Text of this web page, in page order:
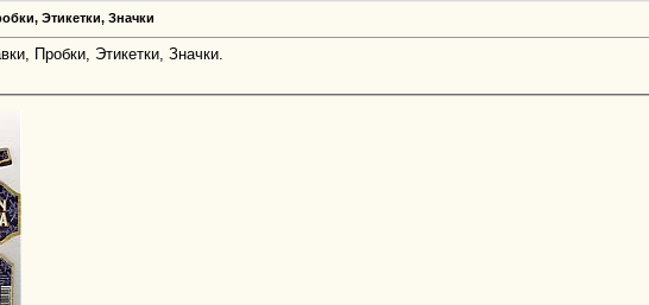
Этикетки, Значки
Пробки, Этикетки, Значки.